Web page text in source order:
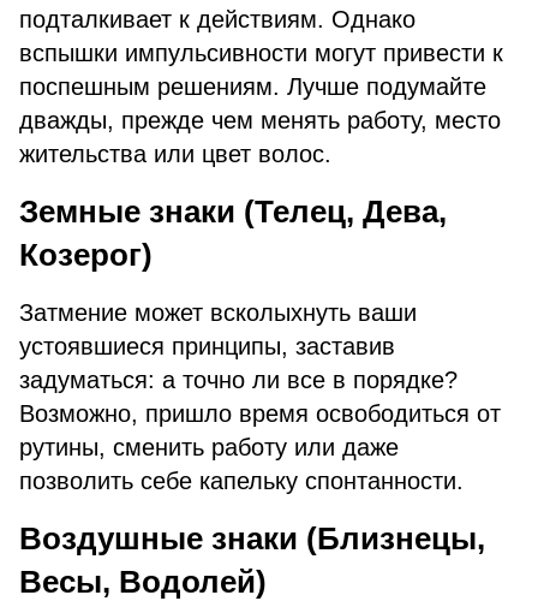
подталкивает к действиям. Однако
вспышки импульсивности могут привести к
поспешным решениям. Лучше подумайте
дважды, прежде чем менять работу, место
жительства или цвет волос.
Земные знаки (Телец, Дева,
Козерог)
Затмение может всколыхнуть ваши
устоявшиеся принципы, заставив
задуматься: а точно ли все в порядке?
Возможно, пришло время освободиться от
рутины, сменить работу или даже
позволить себе капельку спонтанности.
Воздушные знаки (Близнецы,
Весы, Водолей)